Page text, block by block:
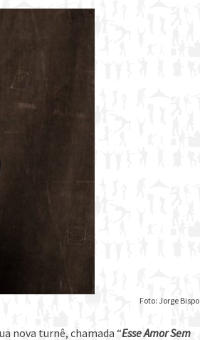
Foto: Jorge Bispo
nova turnê, chamada “Esse Amor Sem